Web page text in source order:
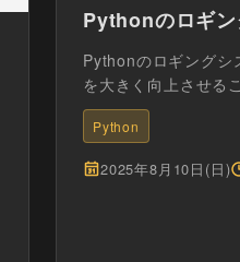
Pythonのロギ
Pythonのロギングシ
を大きく向上させる
アプリケー...
Python
2025年8月10日(日)